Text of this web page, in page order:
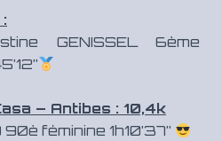
GENISSEL 6ème
– Antibes : 10,4k
féminine 1h10’37”